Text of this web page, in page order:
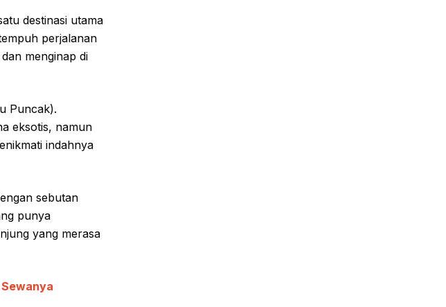
destinasi utama
perjalanan
menginap di
Puncak).
eksotis, namun
indahnya
sebutan
punya
yang merasa